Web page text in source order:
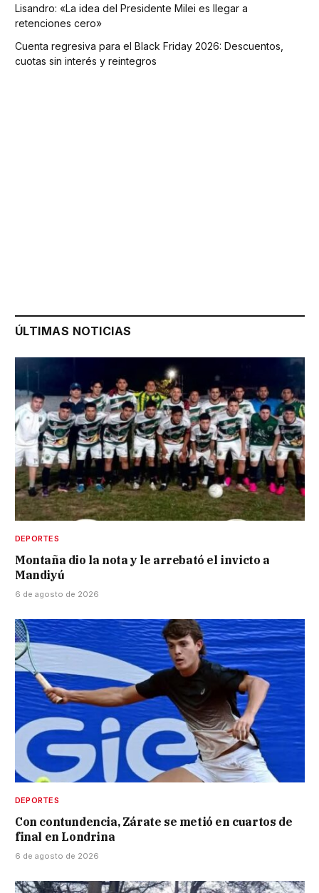
Lisandro: «La idea del Presidente Milei es llegar a
retenciones cero»
Cuenta regresiva para el Black Friday 2026: Descuentos,
cuotas sin interés y reintegros
ÚLTIMAS NOTICIAS
DEPORTES
Montaña dio la nota y le arrebató el invicto a
Mandiyú
6 de agosto de 2026
DEPORTES
Con contundencia, Zárate se metió en cuartos de
final en Londrina
6 de agosto de 2026